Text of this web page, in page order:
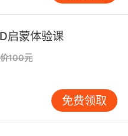
启蒙体验课
100元
免费领取